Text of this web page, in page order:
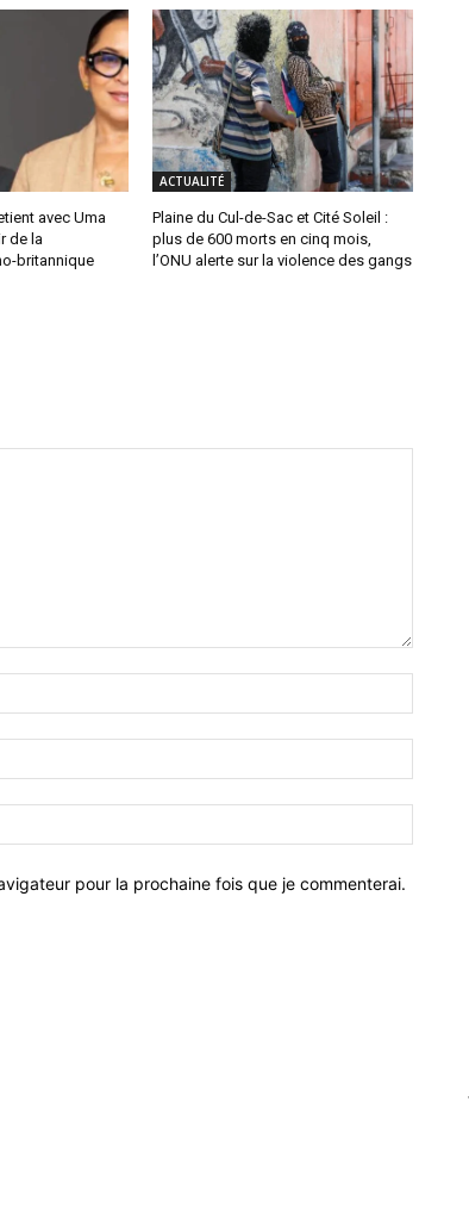
avec Uma
de la
britannique
ACTUALITÉ
Plaine du Cul-de-Sac et Cité Soleil :
plus de 600 morts en cinq mois,
l’ONU alerte sur la violence des gangs
:*
:*
:
pour la prochaine fois que je commenterai.